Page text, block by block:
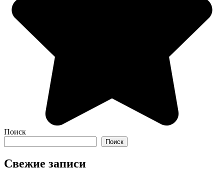
Поиск
Поиск
Свежие записи